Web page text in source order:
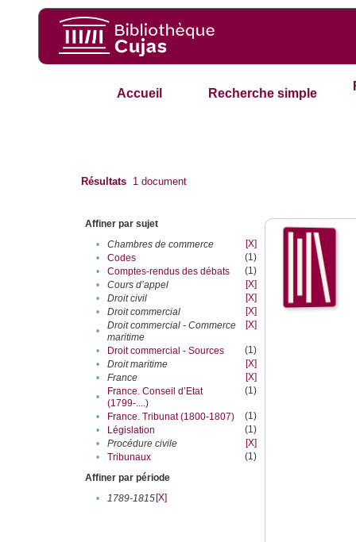
Accueil Recherche simple
Résultats 1 document
Affiner par sujet
•
Chambres de commerce
[X]
•
Codes
(1)
•
Comptes-rendus des débats
(1)
•
Cours d’appel
[X]
•
Droit civil
[X]
•
Droit commercial
[X]
•
Droit commercial - Commerce
maritime
[X]
• Droit commercial - Sources
(1)
•
Droit maritime
[X]
•
France
[X]
•
France. Conseil d’Etat
(1799-....)
(1)
• France. Tribunat (1800-1807)
(1)
•
Législation
(1)
•
Procédure civile
[X]
•
Tribunaux
(1)
Affiner par période
•
1789-1815[X]